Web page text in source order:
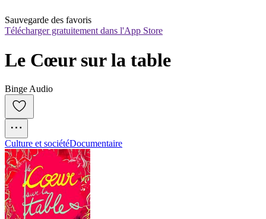
Sauvegarde des favoris
Télécharger gratuitement dans l'App Store
Le Cœur sur la table
Binge Audio
Culture et sociétéDocumentaire